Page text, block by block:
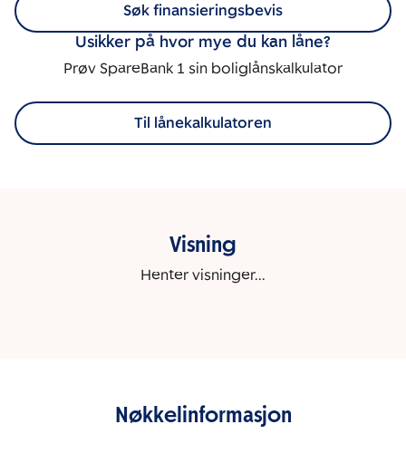
Søk finansieringsbevis
Usikker på hvor mye du kan låne?
Prøv SpareBank 1 sin boliglånskalkulator
Til lånekalkulatoren
Visning
Henter visninger...
Nøkkelinformasjon